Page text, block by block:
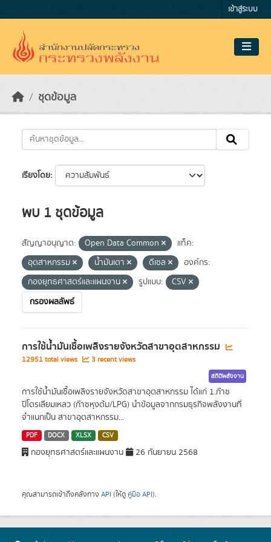
เข้าสู่ระบบ
ชุดข้อมูล
เรียงโดย
พบ 1 ชุดข้อมูล
สัญญาอนุญาต: Open Data Common
แท็ค:
อุตสาหกรรม
น้ำมันเตา ดีเซล
องค์กร:
กองยุทธศาสตร์และแผนงาน
รูปแบบ:
CSV
กรองผลลัพธ์
การใช้น้ำมันเชื้อเพลิงรายจังหวัดสาขาอุตสาหกรรม
12951 total views 3 recent views
สถิติพลังงาน
การใช้น้ำมันเชื้อเพลิงรายจังหวัดสาขาอุตสาหกรรม ได้แก่ 1.ก๊าซ
ปิโตรเลียมเหลว (ก๊าซหุงต้ม/LPG) นำข้อมูลจากกรมธุรกิจพลังงานที่
จำแนกเป็น สาขาอุตสาหกรรม...
PDF DOCX XLSX CSV
กองยุทธศาสตร์และแผนงาน 26 กันยายน 2568
คุณสามารถเข้าถึงคลังทาง API (ให้ดู คู่มือ API).